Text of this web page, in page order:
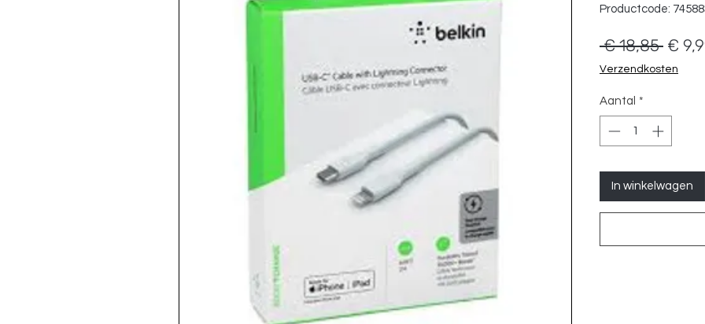
Productcode:
€ 18,85
prijs
€
Verzendkosten
Aantal *
In winkelwagen